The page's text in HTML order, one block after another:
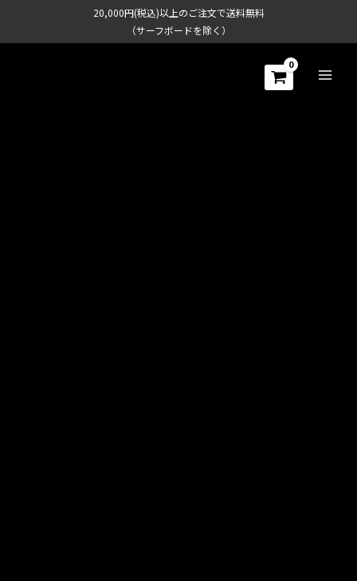
20,000円(税込)以上のご注文で送料無料
（サーフボードを除く）